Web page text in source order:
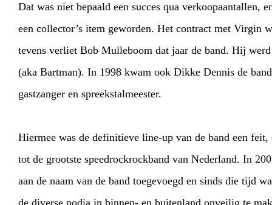
Dat was niet bepaald een succes qua verkoopaantallen,
een collector’s item geworden. Het contract met Virgin
tevens verliet Bob Mulleboom dat jaar de band. Hij
(aka Bartman). In 1998 kwam ook Dikke Dennis de
gastzanger en spreekstalmeester.
Hiermee was de definitieve line-up van de band een
tot de grootste speedrockrockband van Nederland. In
aan de naam van de band toegevoegd en sinds die tijd
de diverse podia in binnen- en buitenland onveilig te